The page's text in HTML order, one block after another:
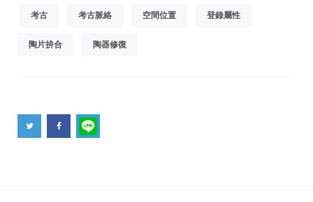
考古 考古脈絡 空間位置 登錄屬性
陶片拚合 陶器修復